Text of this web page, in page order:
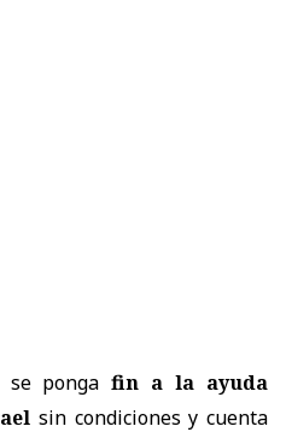
se pongafin a la ayuda
sin condiciones y cuenta